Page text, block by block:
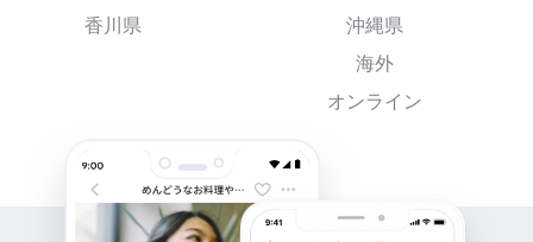
香川県
沖縄県
海外
オンライン